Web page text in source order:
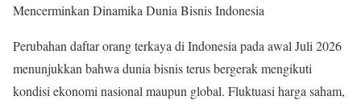
Mencerminkan Dinamika Dunia Bisnis Indonesia
Perubahan daftar orang terkaya di Indonesia pada awal Juli 2026
menunjukkan bahwa dunia bisnis terus bergerak mengikuti
kondisi ekonomi nasional maupun global. Fluktuasi harga saham,